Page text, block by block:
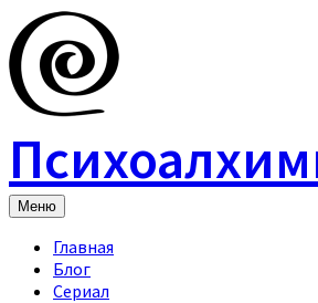
Skip
to
content
Меню
Главная
Блог
Сериал